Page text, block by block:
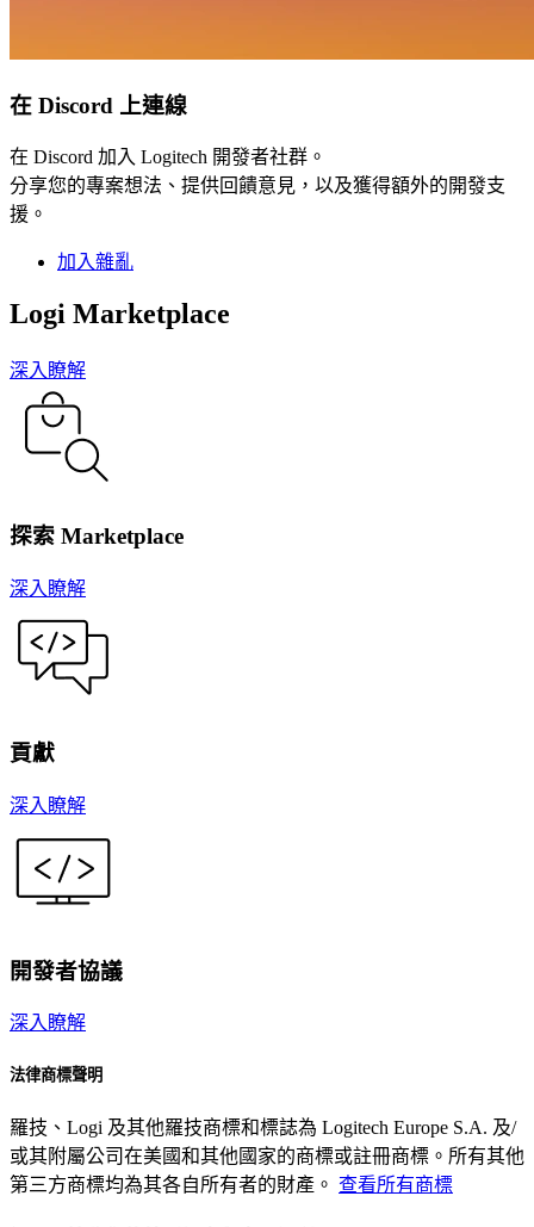
在 Discord 上連線
在 Discord 加入 Logitech 開發者社群。
分享您的專案想法、提供回饋意見，以及獲得額外的開發支
援。
加入雜亂
Logi Marketplace
深入瞭解
探索 Marketplace
深入瞭解
貢獻
深入瞭解
開發者協議
深入瞭解
法律商標聲明
羅技、Logi 及其他羅技商標和標誌為 Logitech Europe S.A. 及/
或其附屬公司在美國和其他國家的商標或註冊商標。所有其他
第三方商標均為其各自所有者的財產。 查看所有商標